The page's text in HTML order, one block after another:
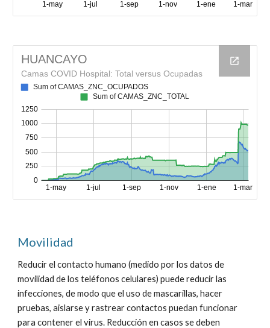
Movilidad
Reducir el contacto humano (medido por los datos de
movilidad de los teléfonos celulares) puede reducir las
infecciones, de modo que el uso de mascarillas, hacer
pruebas, aislarse y rastrear contactos puedan funcionar
para contener el virus. Reducción en casos se deben